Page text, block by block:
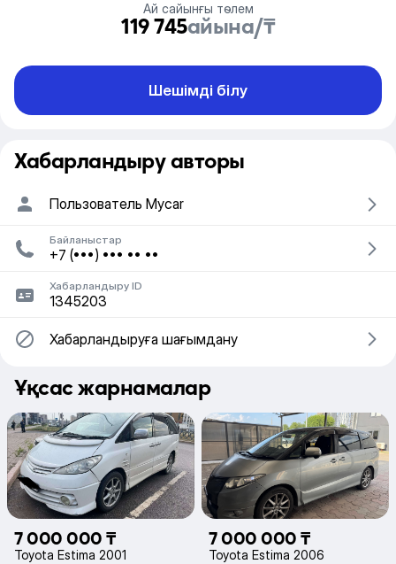
Ай сайынғы төлем
119 745айына/₸
Шешімді білу
Хабарландыру авторы
Пользователь Mycar
Байланыстар
+7 (•••) ••• •• ••
Хабарландыру ID
1345203
Хабарландыруға шағымдану
Ұқсас жарнамалар
7 000 000 ₸
Toyota Estima 2001
7 000 000 ₸
Toyota Estima 2006